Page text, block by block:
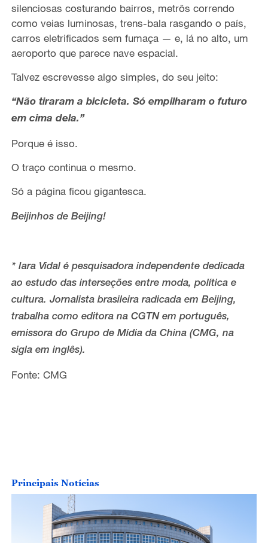
silenciosas costurando bairros, metrôs correndo
como veias luminosas, trens-bala rasgando o país,
carros eletrificados sem fumaça — e, lá no alto, um
aeroporto que parece nave espacial.
Talvez escrevesse algo simples, do seu jeito:
“Não tiraram a bicicleta. Só empilharam o futuro
em cima dela.”
Porque é isso.
O traço continua o mesmo.
Só a página ficou gigantesca.
Beijinhos de Beijing!
* Iara Vidal é pesquisadora independente dedicada
ao estudo das interseções entre moda, política e
cultura. Jornalista brasileira radicada em Beijing,
trabalha como editora na CGTN em português,
emissora do Grupo de Mídia da China (CMG, na
sigla em inglês).
Fonte: CMG
Principais Notícias